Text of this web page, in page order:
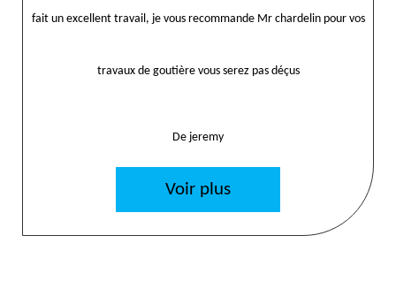
fait un excellent travail, je vous recommande Mr chardelin pour vos
travaux de goutière vous serez pas déçus
De jeremy
Voir plus